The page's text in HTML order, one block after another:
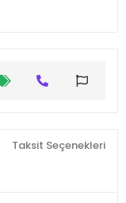
Taksit Seçenekleri